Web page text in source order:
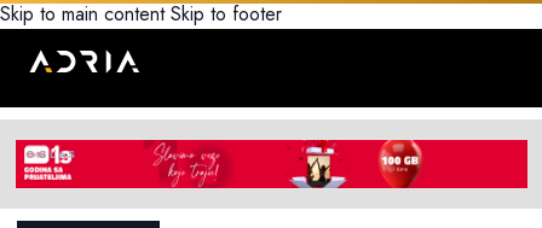
Skip to main content Skip to footer